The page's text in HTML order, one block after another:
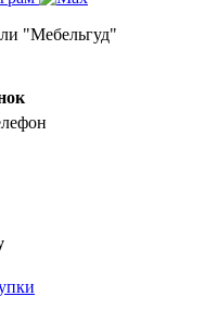
"Мебельгуд"